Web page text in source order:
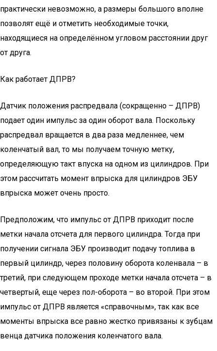
практически невозможно, а размеры большого вполне
позволят ещё и отметить необходимые точки,
находящиеся на определённом угловом расстоянии друг
от друга.
Как работает ДПРВ?
Датчик положения распредвала (сокращенно – ДПРВ)
подает один импульс за один оборот вала. Поскольку
распредвал вращается в два раза медленнее, чем
коленчатый вал, то мы получаем точную метку,
определяющую такт впуска на одном из цилиндров. При
этом рассчитать момент впрыска для цилиндров ЭБУ
впрыска может очень просто.
Предположим, что импульс от ДПРВ приходит после
метки начала отсчета для первого цилиндра. Тогда при
получении сигнала ЭБУ производит подачу топлива в
первый цилиндр, через половину оборота коленвала – в
третий, при следующем проходе метки начала отсчета – в
четвертый, еще через пол-оборота – во второй. При этом
импульс от ДПРВ является «справочным», так как все
моменты впрыска все равно жестко привязаны к зубцам
венца датчика положения коленчатого вала.